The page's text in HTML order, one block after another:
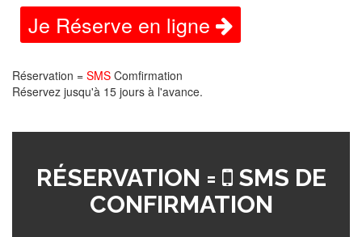
Je Réserve en ligne
Réservation = SMS Comfirmation
Réservez jusqu'à 15 jours à l'avance.
RÉSERVATION =
SMS DE
CONFIRMATION